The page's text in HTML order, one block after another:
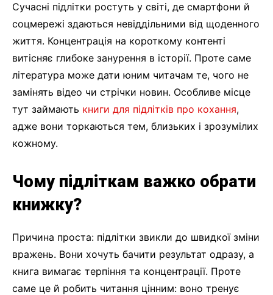
Сучасні підлітки ростуть у світі, де смартфони й
соцмережі здаються невіддільними від щоденного
життя. Концентрація на короткому контенті
витісняє глибоке занурення в історії. Проте саме
література може дати юним читачам те, чого не
замінять відео чи стрічки новин. Особливе місце
тут займають книги для підлітків про кохання,
адже вони торкаються тем, близьких і зрозумілих
кожному.
Чому підліткам важко обрати
книжку?
Причина проста: підлітки звикли до швидкої зміни
вражень. Вони хочуть бачити результат одразу, а
книга вимагає терпіння та концентрації. Проте
саме це й робить читання цінним: воно тренує